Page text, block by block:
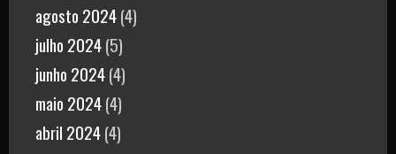
agosto 2024(4)
julho 2024(5)
junho 2024(4)
maio 2024(4)
abril 2024(4)